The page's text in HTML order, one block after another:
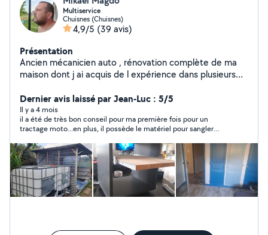
Multiservice
Chuisnes (Chuisnes)
4,9/5 (39 avis)
Présentation
Ancien mécanicien auto , rénovation complète de ma
maison dont j ai acquis de l expérience dans plusieurs
Dernier avis laissé par Jean-Luc : 5/5
Il y a 4 mois
il a été de très bon conseil pour ma première fois pour un
tractage moto...en plus, il possède le matériel pour sangler
quand la moto est lourde, il faut faire attention en roulant et
surtout dans les virages et les courbes...En tout cas je vous le
recommande fortement si vous avez besoin d'un remorque
moto...merci à Mikael pour ses conseils avisés.